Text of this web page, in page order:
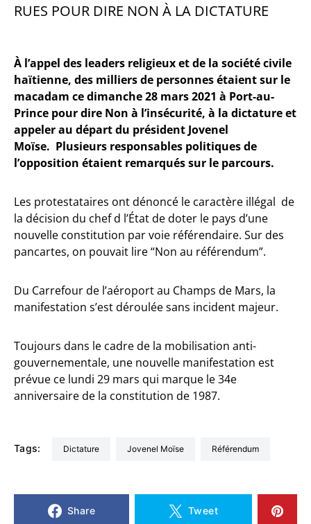
RUES POUR DIRE NON À LA DICTATURE
À l’appel des leaders religieux et de la société civile
haïtienne, des milliers de personnes étaient sur le
macadam ce dimanche 28 mars 2021 à Port-au-
Prince pour dire Non à l’insécurité, à la dictature et
appeler au départ du président Jovenel
Moïse. Plusieurs responsables politiques de
l’opposition étaient remarqués sur le parcours.
Les protestataires ont dénoncé le caractère illégal de
la décision du chef d l’État de doter le pays d’une
nouvelle constitution par voie référendaire. Sur des
pancartes, on pouvait lire “Non au référendum”.
Du Carrefour de l’aéroport au Champs de Mars, la
manifestation s’est déroulée sans incident majeur.
Toujours dans le cadre de la mobilisation anti-
gouvernementale, une nouvelle manifestation est
prévue ce lundi 29 mars qui marque le 34e
anniversaire de la constitution de 1987.
Tags: Dictature Jovenel Moïse Référendum
Share Tweet